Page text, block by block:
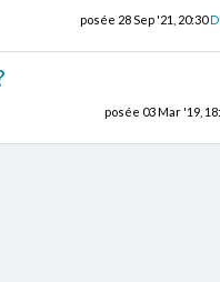
posée 28 Sep '21, 20:30
posée 03 Mar '19,